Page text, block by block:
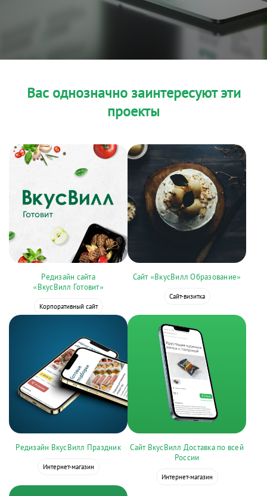
Вас однозначно заинтересуют эти
проекты
Редизайн сайта
«ВкусВилл Готовит»
Корпоративный сайт
Сайт «ВкусВилл Образование»
Сайт-визитка
Редизайн ВкусВилл Праздник
Интернет-магазин
Сайт ВкусВилл Доставка по всей
России
Интернет-магазин